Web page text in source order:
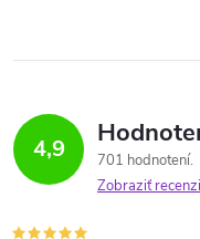
4,9
701 hodnotení
Zobraziť